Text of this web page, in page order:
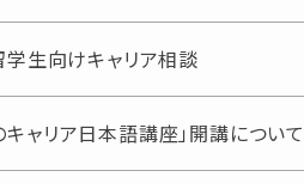
学生向けキャリア相談
キャリア日本語講座」開講について